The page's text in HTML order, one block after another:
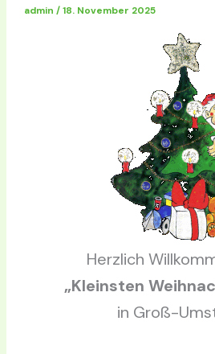
admin /18. November 2025
Herzlich
„Kleinsten
in Groß-